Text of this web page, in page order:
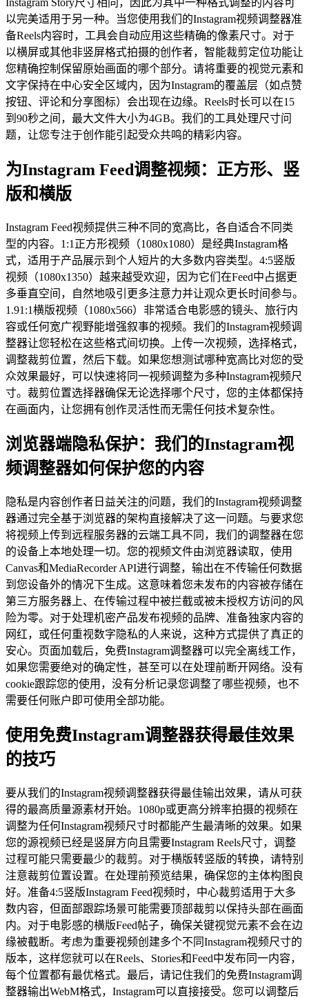
Instagram Story尺寸相同，因此为其中一种格式调整的内容可
以完美适用于另一种。当您使用我们的Instagram视频调整器准
备Reels内容时，工具会自动应用这些精确的像素尺寸。对于
以横屏或其他非竖屏格式拍摄的创作者，智能裁剪定位功能让
您精确控制保留原始画面的哪个部分。请将重要的视觉元素和
文字保持在中心安全区域内，因为Instagram的覆盖层（如点赞
按钮、评论和分享图标）会出现在边缘。Reels时长可以在15
到90秒之间，最大文件大小为4GB。我们的工具处理尺寸问
题，让您专注于创作能引起受众共鸣的精彩内容。
为Instagram Feed调整视频：正方形、竖
版和横版
Instagram Feed视频提供三种不同的宽高比，各自适合不同类
型的内容。1:1正方形视频（1080x1080）是经典Instagram格
式，适用于产品展示到个人短片的大多数内容类型。4:5竖版
视频（1080x1350）越来越受欢迎，因为它们在Feed中占据更
多垂直空间，自然地吸引更多注意力并让观众更长时间参与。
1.91:1横版视频（1080x566）非常适合电影感的镜头、旅行内
容或任何宽广视野能增强叙事的视频。我们的Instagram视频调
整器让您轻松在这些格式间切换。上传一次视频，选择格式，
调整裁剪位置，然后下载。如果您想测试哪种宽高比对您的受
众效果最好，可以快速将同一视频调整为多种Instagram视频尺
寸。裁剪位置选择器确保无论选择哪个尺寸，您的主体都保持
在画面内，让您拥有创作灵活性而无需任何技术复杂性。
浏览器端隐私保护：我们的Instagram视
频调整器如何保护您的内容
隐私是内容创作者日益关注的问题，我们的Instagram视频调整
器通过完全基于浏览器的架构直接解决了这一问题。与要求您
将视频上传到远程服务器的云端工具不同，我们的调整器在您
的设备上本地处理一切。您的视频文件由浏览器读取，使用
Canvas和MediaRecorder API进行调整，输出在不传输任何数据
到您设备外的情况下生成。这意味着您未发布的内容被存储在
第三方服务器上、在传输过程中被拦截或被未授权方访问的风
险为零。对于处理机密产品发布视频的品牌、准备独家内容的
网红，或任何重视数字隐私的人来说，这种方式提供了真正的
安心。页面加载后，免费Instagram调整器可以完全离线工作，
如果您需要绝对的确定性，甚至可以在处理前断开网络。没有
cookie跟踪您的使用，没有分析记录您调整了哪些视频，也不
需要任何账户即可使用全部功能。
使用免费Instagram调整器获得最佳效果
的技巧
要从我们的Instagram视频调整器获得最佳输出效果，请从可获
得的最高质量源素材开始。1080p或更高分辨率拍摄的视频在
调整为任何Instagram视频尺寸时都能产生最清晰的效果。如果
您的源视频已经是竖屏方向且需要Instagram Reels尺寸，调整
过程可能只需要最少的裁剪。对于横版转竖版的转换，请特别
注意裁剪位置设置。在处理前预览结果，确保您的主体构图良
好。准备4:5竖版Instagram Feed视频时，中心裁剪适用于大多
数内容，但面部跟踪场景可能需要顶部裁剪以保持头部在画面
内。对于电影感的横版Feed帖子，确保关键视觉元素不会在边
缘被截断。考虑为重要视频创建多个不同Instagram视频尺寸的
版本，这样您就可以在Reels、Stories和Feed中发布同一内容，
每个位置都有最优格式。最后，请记住我们的免费Instagram调
整器输出WebM格式，Instagram可以直接接受。您可以调整后